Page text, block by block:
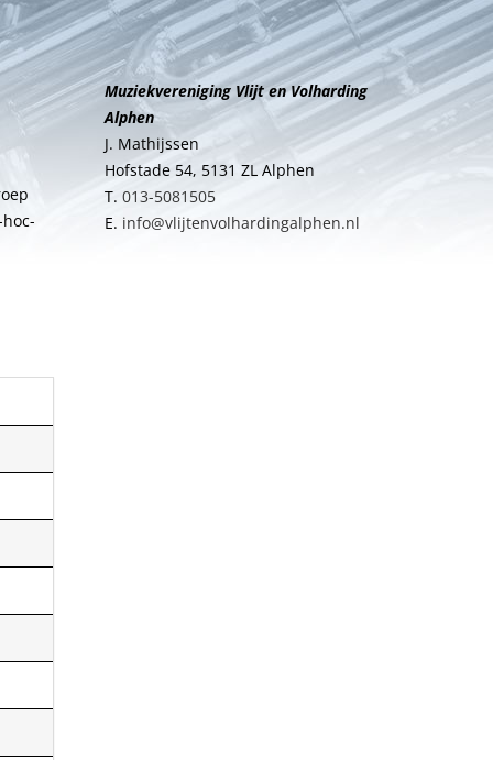
Muziekvereniging Vlijt en Volharding
Alphen
J. Mathijssen
Hofstade 54, 5131 ZL Alphen
T.013-5081505
E. info@vlijtenvolhardingalphen.nl